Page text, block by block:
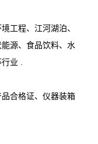
工程、江河湖泊、
源、食品饮料、水
业
品合格证、 仪器装箱